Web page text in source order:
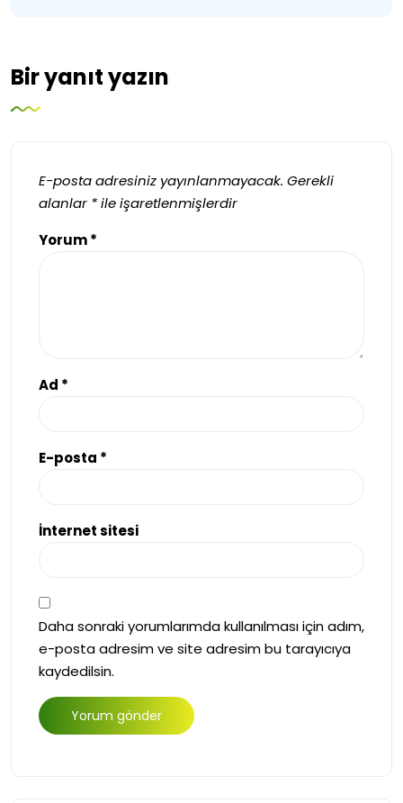
Bir yanıt yazın
E-posta adresiniz yayınlanmayacak. Gerekli
alanlar *ile işaretlenmişlerdir
Yorum*
Ad *
E-posta *
İnternet sitesi
Daha sonraki yorumlarımda kullanılması için adım,
e-posta adresim ve site adresim bu tarayıcıya
kaydedilsin.